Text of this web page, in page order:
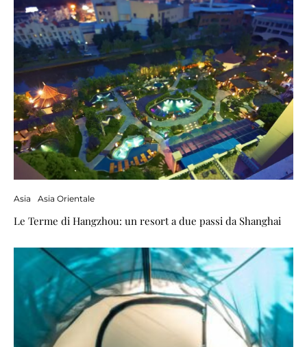
Asia Asia Orientale
Le Terme di Hangzhou: un resort a due passi da Shanghai